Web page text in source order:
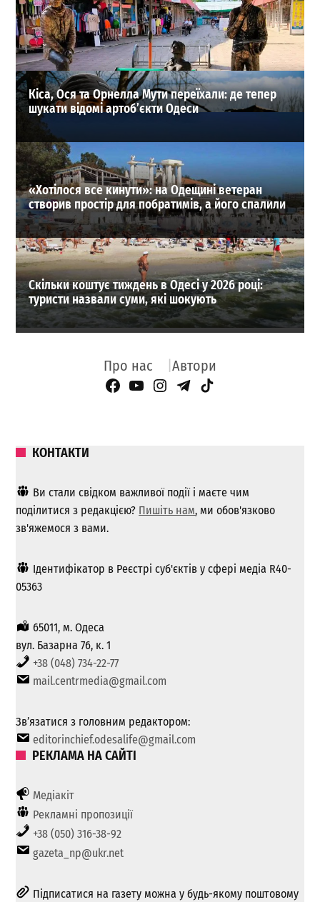
працює
0
30-07-2026 в 17:49
ВИБІР РЕДАКЦІЇ
Кіса, Ося та Орнелла Мути переїхали: де тепер
шукати відомі артоб’єкти Одеси
«Хотілося все кинути»: на Одещині ветеран
створив простір для побратимів, а його спалили
Скільки коштує тиждень в Одесі у 2026 році:
туристи назвали суми, які шокують
Про нас Автори
Facebook Page
YouTube
Instagram
Telegram
TikTok
КОНТАКТИ
Ви стали свідком важливої ​​події і маєте чим
поділитися з редакцією? Пишіть нам, ми обов'язково
зв'яжемося з вами.
Ідентифікатор в Реєстрі суб'єктів у сфері медіа R40-
05363
65011, м. Одеса
вул. Базарна 76, к. 1
+38 (048) 734-22-77
mail.centrmedia@gmail.com
Зв’язатися з головним редактором:
editorinchief.odesalife@gmail.com
РЕКЛАМА НА САЙТІ
Медіакіт
Рекламні пропозиції
+38 (050) 316-38-92
gazeta_np@ukr.net
Підписатися на газету можна у будь-якому поштовому